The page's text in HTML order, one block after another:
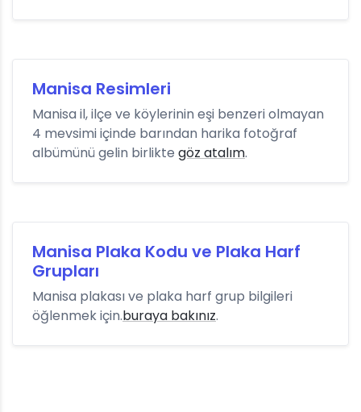
Manisa Resimleri
Manisa il, ilçe ve köylerinin eşi benzeri olmayan
4 mevsimi içinde barından harika fotoğraf
albümünü gelin birlikte göz atalım.
Manisa Plaka Kodu ve Plaka Harf
Grupları
Manisa plakası ve plaka harf grup bilgileri
öğlenmek için.buraya bakınız.